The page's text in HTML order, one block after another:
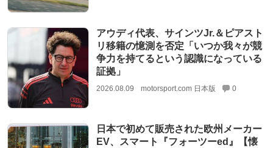
アウディ代表、サインツJr.＆ピアスト
リ移籍の憶測を否定「いつか我々が競
争力を持てるという認識になっている
証拠」
2026.08.09 motorsport.com 日本版 0
日本で初めて販売された欧州メーカー
EV、スマート『フォーツーed』【懐